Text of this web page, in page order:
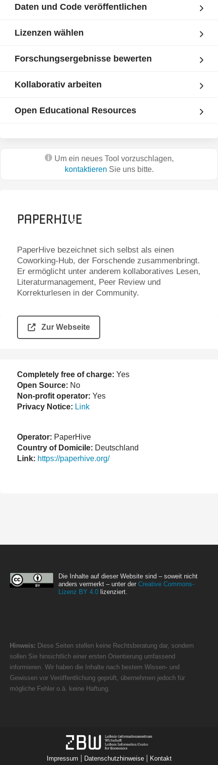
Daten und Code veröffentlichen
Lizenzen wählen
Forschungsergebnisse bewerten
Kollaborativ arbeiten
Open Educational Resources
Um ein neues Tool vorzuschlagen,
kontaktieren Sie uns bitte.
PaperHive
PaperHive bezeichnet sich selbst als einen
Coworking-Hub, der Forschende zusammenbringt.
Er ermöglicht unter anderem kollaboratives Lesen,
Literaturmanagement, Peer Review und
Korrekturlesen in der Community.
Zur Webseite
Completely free of charge: Yes
Open Source: No
Non-profit operator: Yes
Privacy Notice: Link
Operator: PaperHive
Country of Domicile: Deutschland
Link: https://paperhive.org/
Die Inhalte auf dieser Website sind – soweit nicht
anders vermerkt – unter der Creative Commons-
Lizenz BY 4.0 lizenziert.
Hinweis: Diese Seiten stellen keine Rechtsberatung dar, sondern
sollen Sie hinsichtlich einer ersten Orientierung umfassend
informieren. Wir haben die Inhalte nach bestem Wissen- und
Gewissen vor Veröffentlichung geprüft, übernehmen jedoch für
mögliche Fehler o.ä. keine Haftung.
Impressum Datenschutzhinweise| Kontakt